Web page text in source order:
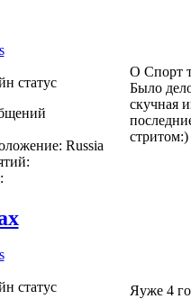
Russia
О Спорт
Было
скучная
стритом:)
Яуже 4